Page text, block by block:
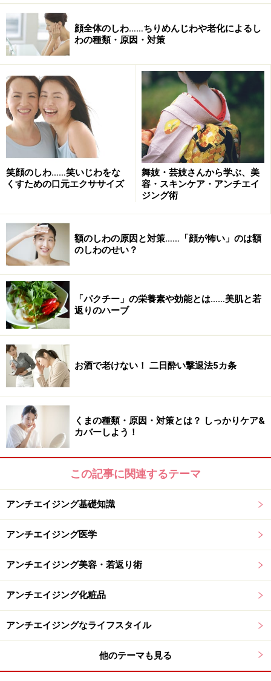
顔全体のしわ……ちりめんじわや老化によるし
わの種類・原因・対策
笑顔のしわ……笑いじわをな
くすための口元エクササイズ
舞妓・芸妓さんから学ぶ、美
容・スキンケア・アンチエイ
ジング術
額のしわの原因と対策……「顔が怖い」のは額
のしわのせい？
「パクチー」の栄養素や効能とは……美肌と若
返りのハーブ
お酒で老けない！ 二日酔い撃退法5カ条
くまの種類・原因・対策とは？ しっかりケア&
カバーしよう！
この記事に関連するテーマ
アンチエイジング基礎知識
アンチエイジング医学
アンチエイジング美容・若返り術
アンチエイジング化粧品
アンチエイジングなライフスタイル
他のテーマも見る